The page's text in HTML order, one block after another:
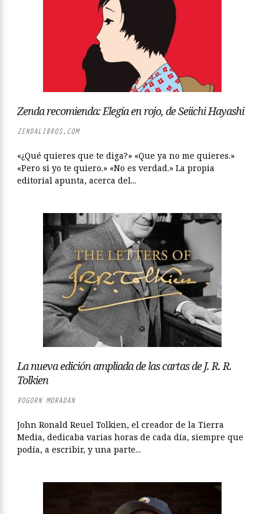
Zenda recomienda: Elegía en rojo, de Seiichi Hayashi
ZENDALIBROS.COM
«¿Qué quieres que te diga?» «Que ya no me quieres.»
«Pero si yo te quiero.» «No es verdad.» La propia
editorial apunta, acerca del...
La nueva edición ampliada de las cartas de J. R. R.
Tolkien
ROGORN MORADAN
John Ronald Reuel Tolkien, el creador de la Tierra
Media, dedicaba varias horas de cada día, siempre que
podía, a escribir, y una parte...